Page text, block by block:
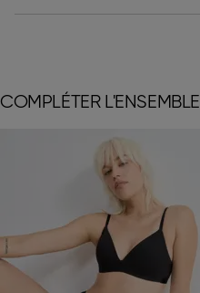
COMPLÉTER L'ENSEMBLE